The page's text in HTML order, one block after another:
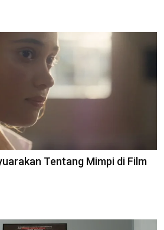
Tentang Mimpi di Film